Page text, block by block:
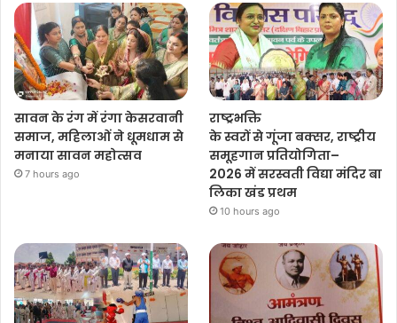
सावन के रंग में रंगा केसरवानी
समाज, महिलाओं ने धूमधाम से
मनाया सावन महोत्सव
7 hours ago
राष्ट्रभक्ति
के स्वरों से गूंजा बक्सर, राष्ट्रीय
समूहगान प्रतियोगिता–
2026 में सरस्वती विद्या मंदिर बा
लिका खंड प्रथम
10 hours ago